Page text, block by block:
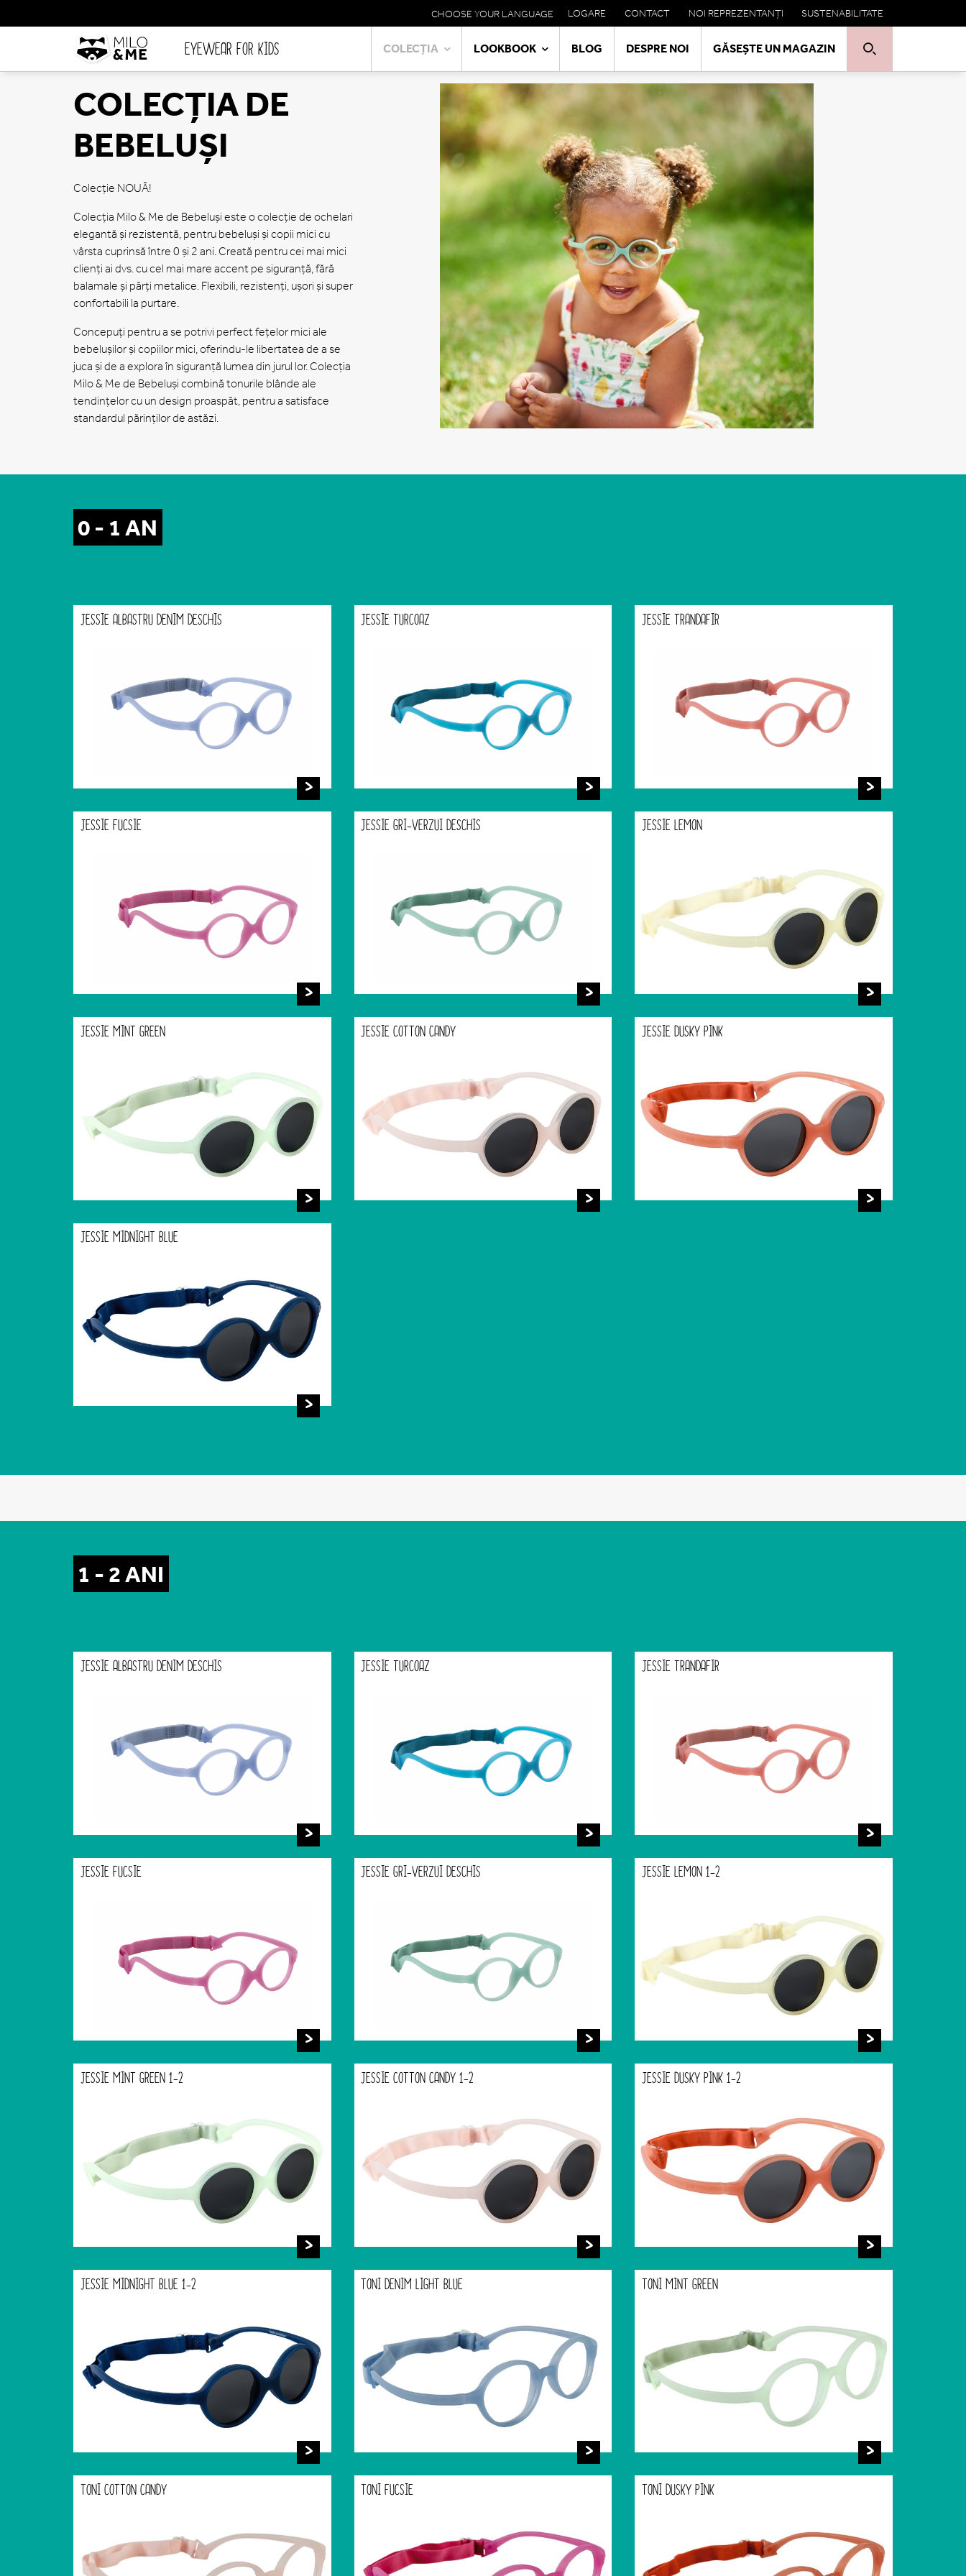
EYEWEAR FOR KIDS
MAIN
NAVIGATION
COLECȚIA LOOKBOOK BLOG DESPRE NOI GĂSEȘTE UN MAGAZIN
CHOOSE YOUR LANGUAGE
META
LOGARE CONTACT NOI REPREZENTANȚI SUSTENABILITATE
COLECȚIA DE
BEBELUȘI
Colecție NOUĂ!
Colecția Milo & Me de Bebeluși este o colecție de ochelari
elegantă și rezistentă, pentru bebeluși și copii mici cu
vârsta cuprinsă între 0 și 2 ani. Creată pentru cei mai mici
clienți ai dvs. cu cel mai mare accent pe siguranță, fără
balamale și părți metalice. Flexibili, rezistenți, ușori și super
confortabili la purtare.
Concepuți pentru a se potrivi perfect fețelor mici ale
bebelușilor și copiilor mici, oferindu-le libertatea de a se
juca și de a explora în siguranță lumea din jurul lor. Colecția
Milo & Me de Bebeluși combină tonurile blânde ale
tendințelor cu un design proaspăt, pentru a satisface
standardul părinților de astăzi.
0 - 1 AN
JESSIE ALBASTRU DENIM DESCHIS JESSIE TURCOAZ JESSIE TRANDAFIR
JESSIE FUCSIE JESSIE GRI-VERZUI DESCHIS JESSIE LEMON
JESSIE MINT GREEN JESSIE COTTON CANDY JESSIE DUSKY PINK
JESSIE MIDNIGHT BLUE
1 - 2 ANI
JESSIE ALBASTRU DENIM DESCHIS JESSIE TURCOAZ JESSIE TRANDAFIR
JESSIE FUCSIE JESSIE GRI-VERZUI DESCHIS JESSIE LEMON 1-2
JESSIE MINT GREEN 1-2 JESSIE COTTON CANDY 1-2 JESSIE DUSKY PINK 1-2
JESSIE MIDNIGHT BLUE 1-2 TONI DENIM LIGHT BLUE TONI MINT GREEN
TONI COTTON CANDY TONI FUCSIE TONI DUSKY PINK